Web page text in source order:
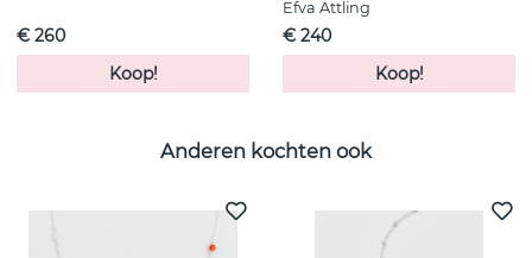
€ 260
Koop!
Efva Attling
€ 240
Koop!
Anderen kochten ook